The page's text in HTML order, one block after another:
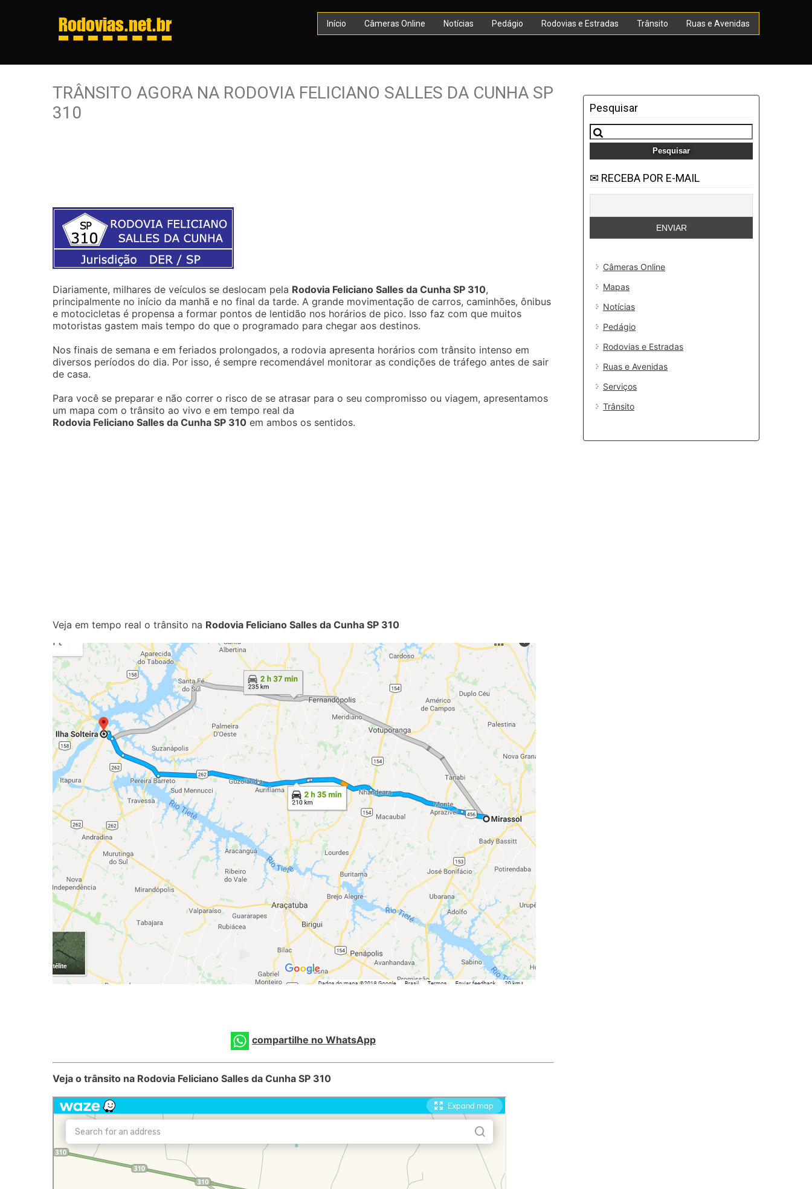
Rodovias.net.br Início Câmeras Online Notícias Pedágio Rodovias e Estradas Trânsito Ruas e Avenidas
TRÂNSITO AGORA NA RODOVIA FELICIANO SALLES DA CUNHA SP
310
Diariamente, milhares de veículos se deslocam pela Rodovia Feliciano Salles da Cunha SP 310,
principalmente no início da manhã e no final da tarde. A grande movimentação de carros, caminhões, ônibus
e motocicletas é propensa a formar pontos de lentidão nos horários de pico. Isso faz com que muitos
motoristas gastem mais tempo do que o programado para chegar aos destinos.
Nos finais de semana e em feriados prolongados, a rodovia apresenta horários com trânsito intenso em
diversos períodos do dia. Por isso, é sempre recomendável monitorar as condições de tráfego antes de sair
de casa.
Para você se preparar e não correr o risco de se atrasar para o seu compromisso ou viagem, apresentamos
um mapa com o trânsito ao vivo e em tempo real da
Rodovia Feliciano Salles da Cunha SP 310 em ambos os sentidos.
Veja em tempo real o trânsito na Rodovia Feliciano Salles da Cunha SP 310
compartilhe no WhatsApp
Veja o trânsito na Rodovia Feliciano Salles da Cunha SP 310
Pesquisar
Pesquisar
por:
✉ RECEBA POR E-MAIL
Câmeras Online
Mapas
Notícias
Pedágio
Rodovias e Estradas
Ruas e Avenidas
Serviços
Trânsito